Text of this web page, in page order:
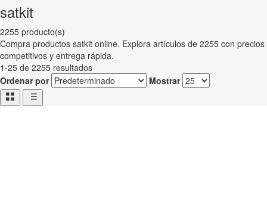
satkit
2255 producto(s)
Compra productos satkit online. Explora artículos de 2255 con precios
competitivos y entrega rápida.
1-25 de 2255 resultados
Ordenar por
Mostrar